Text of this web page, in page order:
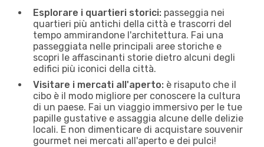
Esplorare i quartieri storici: passeggia nei
quartieri più antichi della città e trascorri del
tempo ammirandone l'architettura. Fai una
passeggiata nelle principali aree storiche e
scopri le affascinanti storie dietro alcuni degli
edifici più iconici della città.
Visitare i mercati all'aperto: è risaputo che il
cibo è il modo migliore per conoscere la cultura
di un paese. Fai un viaggio immersivo per le tue
papille gustative e assaggia alcune delle delizie
locali. E non dimenticare di acquistare souvenir
gourmet nei mercati all'aperto e dei pulci!